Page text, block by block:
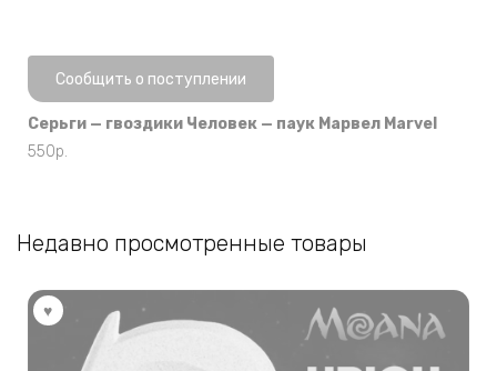
Нет в наличии
Сообщить о поступлении
Серьги — гвоздики Человек — паук Марвел Marvel
550р.
Недавно просмотренные товары